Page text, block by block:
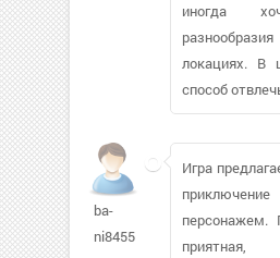
иногда
локациях. В
способ
ba-
ni8455
Игра
персонажем.